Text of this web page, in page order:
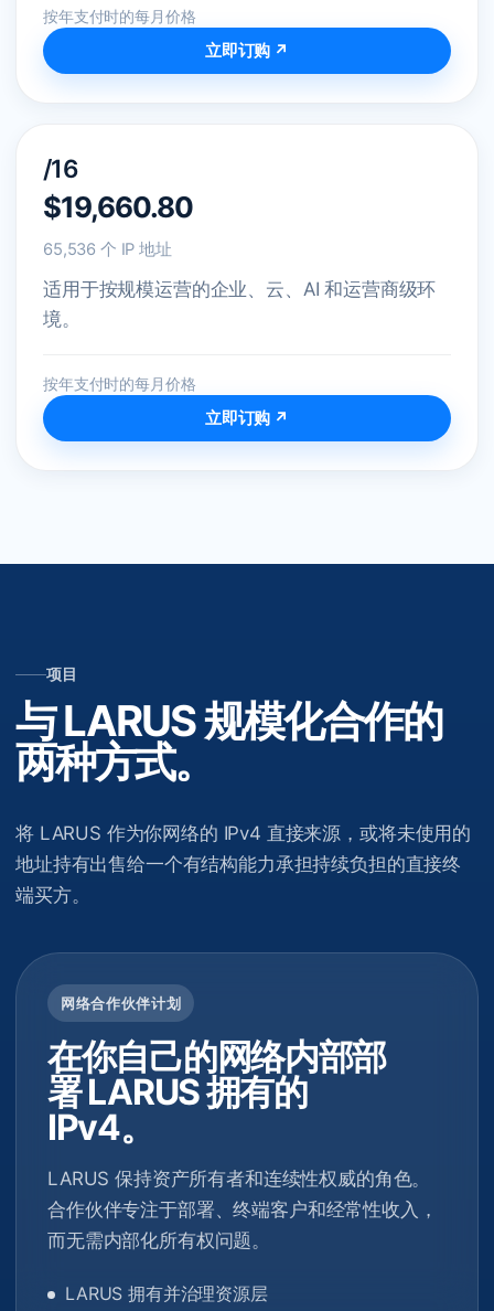
按年支付时的每月价格
立即订购 ↗
/16
$19,660.80
65,536 个 IP 地址
适用于按规模运营的企业、云、AI 和运营商级环
境。
按年支付时的每月价格
立即订购 ↗
项目
与 LARUS 规模化合作的
两种方式。
将 LARUS 作为你网络的 IPv4 直接来源，或将未使用的
地址持有出售给一个有结构能力承担持续负担的直接终
端买方。
网络合作伙伴计划
在你自己的网络内部部
署 LARUS 拥有的
IPv4。
LARUS 保持资产所有者和连续性权威的角色。
合作伙伴专注于部署、终端客户和经常性收入，
而无需内部化所有权问题。
LARUS 拥有并治理资源层